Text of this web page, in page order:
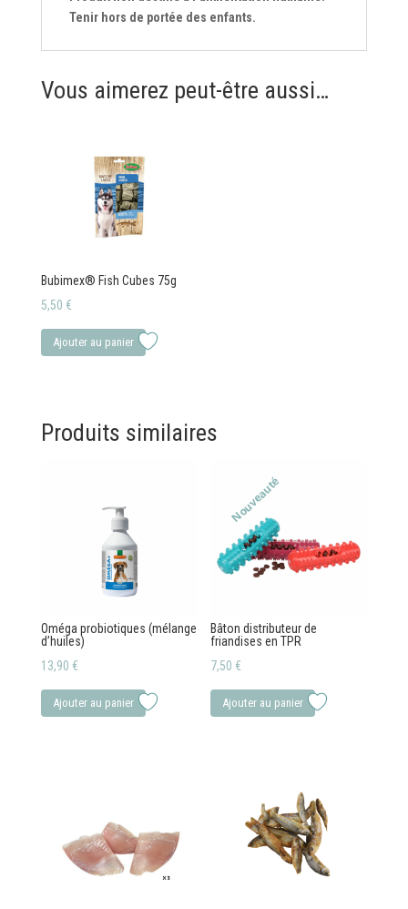
Tenir hors de portée des enfants.
Vous aimerez peut-être aussi…
Bubimex® Fish Cubes 75g
5,50 €
Ajouter au panier
Produits similaires
Oméga probiotiques (mélange
d’huiles)
13,90 €
Ajouter au panier
Nouveauté
Bâton distributeur de
friandises en TPR
7,50 €
Ajouter au panier